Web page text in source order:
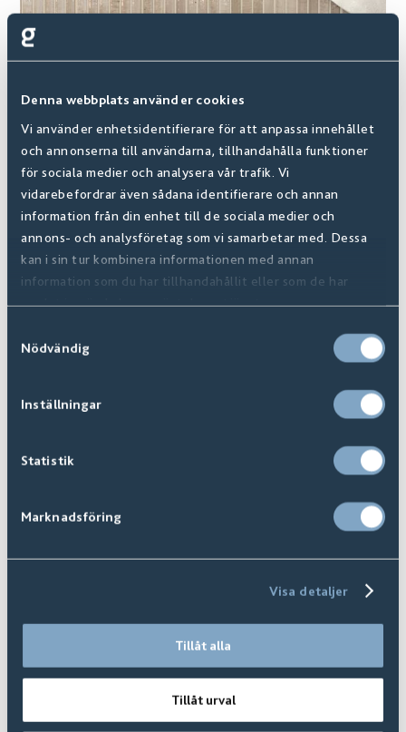
Denna webbplats använder cookies
Vi använder enhetsidentifierare för att anpassa innehållet
och annonserna till användarna, tillhandahålla funktioner
för sociala medier och analysera vår trafik. Vi
vidarebefordrar även sådana identifierare och annan
information från din enhet till de sociala medier och
annons- och analysföretag som vi samarbetar med. Dessa
kan i sin tur kombinera informationen med annan
information som du har tillhandahållit eller som de har
samlat in när du har använt deras tjänster.
Nödvändig
Inställningar
Statistik
Marknadsföring
Visa detaljer
Tillåt alla
Tillåt urval
Pigalle
Finns i12+ Varianter